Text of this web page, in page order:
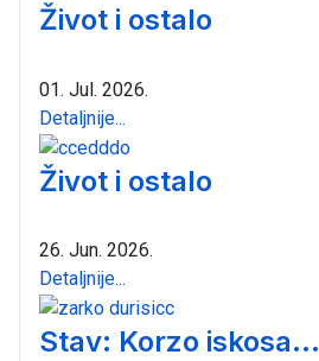
Život i ostalo
01. Jul. 2026.
Detaljnije...
Život i ostalo
26. Jun. 2026.
Detaljnije...
Stav: Korzo iskosa...